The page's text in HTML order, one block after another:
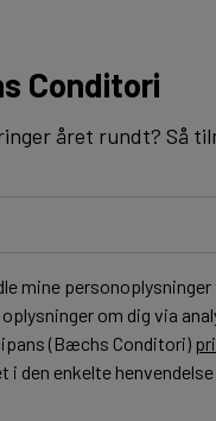
Conditori
året rundt? Så
mine
om dig via
(Bæchs Conditori)
den enkelte henvendelse